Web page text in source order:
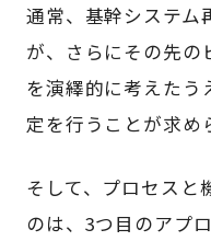
通常、基幹システム
が、さらにその先の
を演繹的に考えたう
定を行うことが求め
そして、プロセスと
のは、3つ目のアプロ